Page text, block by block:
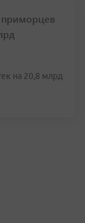
приморцев
на 20,8 млрд